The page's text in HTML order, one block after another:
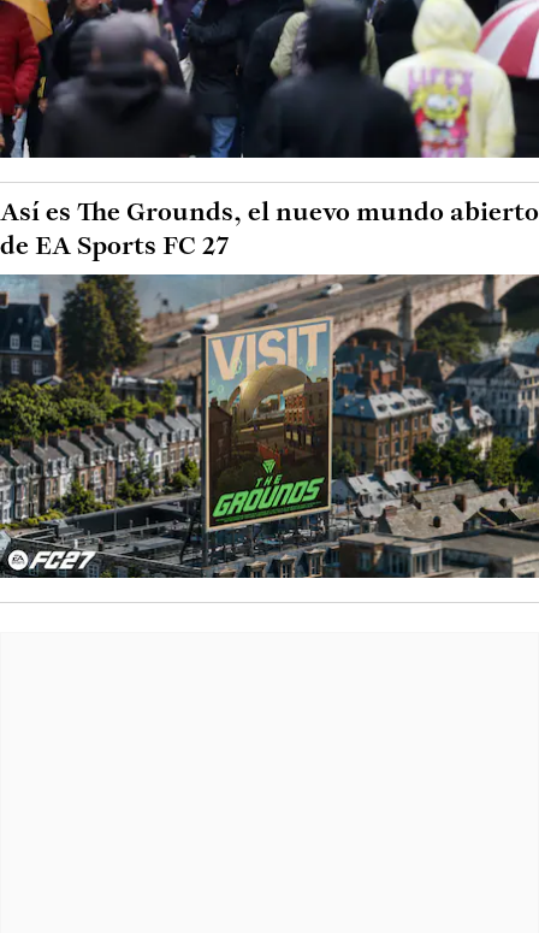
Así es The Grounds, el nuevo mundo abierto
de EA Sports FC 27